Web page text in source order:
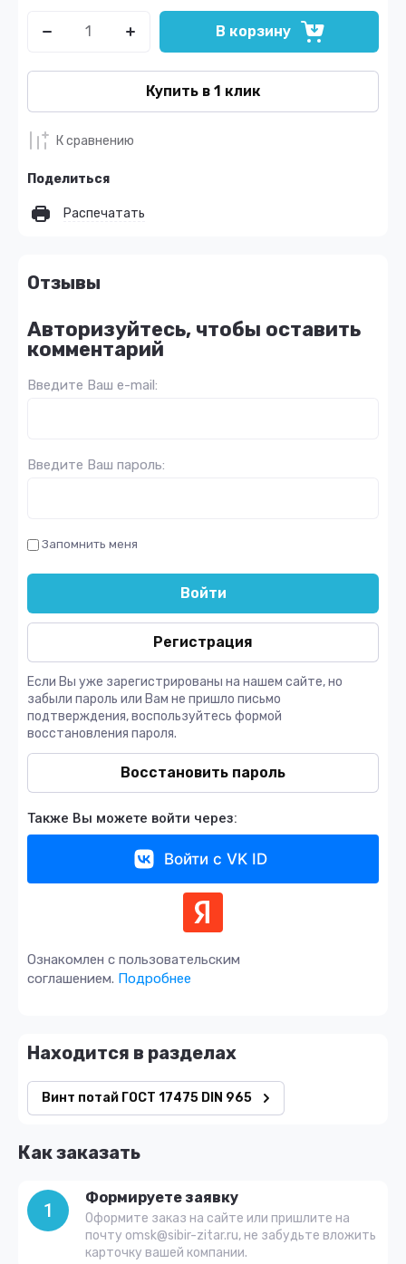
В корзину
Купить в 1 клик
К сравнению
Поделиться
Распечатать
Отзывы
Авторизуйтесь, чтобы оставить
комментарий
Введите Ваш e-mail:
Введите Ваш пароль:
Запомнить меня
Войти
Регистрация
Если Вы уже зарегистрированы на нашем сайте, но
забыли пароль или Вам не пришло письмо
подтверждения, воспользуйтесь формой
восстановления пароля.
Восстановить пароль
Также Вы можете войти через:
Войти с VK ID
Ознакомлен с пользовательским
соглашением. Подробнее
Находится в разделах
Винт потай ГОСТ 17475 DIN 965
Как заказать
1
Формируете заявку
Оформите заказ на сайте или пришлите на
почту omsk@sibir-zitar.ru, не забудьте вложить
карточку вашей компании.